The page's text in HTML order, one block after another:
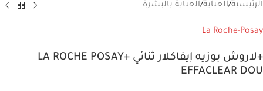
الرئيسية/العناية/العناية بالبشرة
La Roche-Posay
+لاروش بوزيه إيفاكلار ثنائي +LA ROCHE POSAY
EFFACLEAR DOU